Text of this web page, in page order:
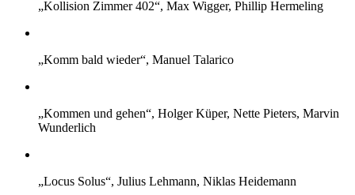
„Kollision Zimmer 402“, Max Wigger, Phillip Hermeling
„Komm bald wieder“, Manuel Talarico
„Kommen und gehen“, Holger Küper, Nette Pieters, Marvin
Wunderlich
„Locus Solus“, Julius Lehmann, Niklas Heidemann